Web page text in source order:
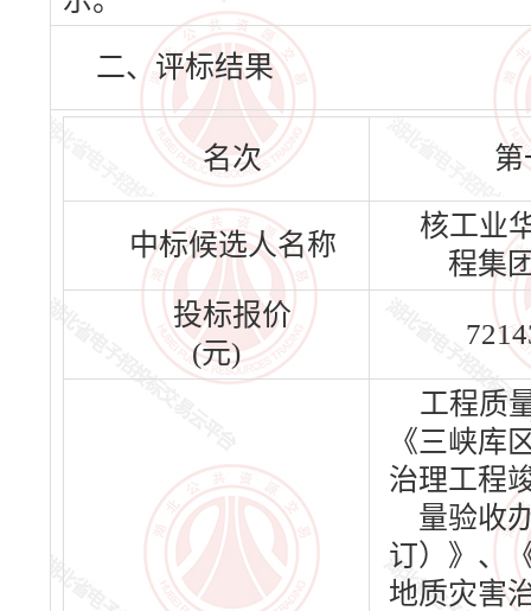
二、评标结果
名次 第
中标候选人名称
核工业
程集
投标报价
(元)
工程质
《三峡库
治理工程
量验收
订）》、
地质灾害